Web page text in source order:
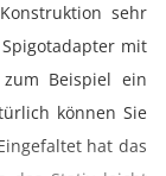
sehr
mit
Beispiel ein
können Sie
hat das